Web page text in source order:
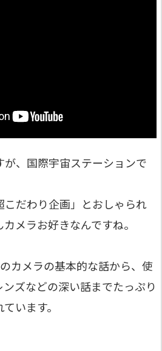
、国際宇宙ステーションで
だわり企画」とおしゃられ
メラお好きなんですね。
カメラの基本的な話から、使
ズなどの深い話までたっぷり
います。